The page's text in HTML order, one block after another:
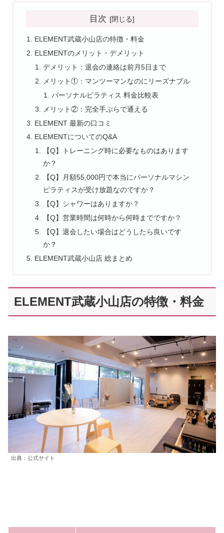
目次
ELEMENT武蔵小山店の特徴・料金
ELEMENTのメリット・デメリット
デメリット：退会の連絡は前月5日まで
メリット①：マンツーマンなのにリーズナブル
パーソナルピラティス 料金比較表
メリット②：完全手ぶらで通える
ELEMENT 最新の口コミ
ELEMENTについてのQ&A
【Q】トレーニング時に必要なものはあります
か？
【Q】月額55,000円で本当にパーソナルマシン
ピラティスが受け放題なのですか？
【Q】シャワーはありますか？
【Q】営業時間は何時から何時までですか？
【Q】退会したい場合はどうしたら良いです
か？
ELEMENT武蔵小山店 総まとめ
ELEMENT武蔵小山店の特徴・料金
出典：公式サイト